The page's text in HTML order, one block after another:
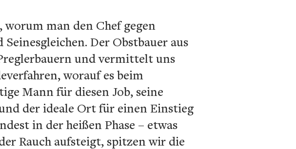
worum man den Chef gegen
Der Obstbauer aus
und vermittelt uns
worauf es beim
Mann für diesen Job, seine
der ideale Ort für einen Einstieg
in der heißen Phase – etwas
Rauch aufsteigt, spitzen wir die